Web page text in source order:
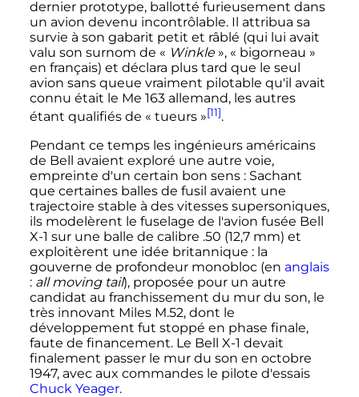
dernier prototype, ballotté furieusement dans
un avion devenu incontrôlable. Il attribua sa
survie à son gabarit petit et râblé (qui lui avait
valu son surnom de « Winkle », « bigorneau »
en français) et déclara plus tard que le seul
avion sans queue vraiment pilotable qu'il avait
connu était le Me 163 allemand, les autres
étant qualifiés de « tueurs »[11].
Pendant ce temps les ingénieurs américains
de Bell avaient exploré une autre voie,
empreinte d'un certain bon sens : Sachant
que certaines balles de fusil avaient une
trajectoire stable à des vitesses supersoniques,
ils modelèrent le fuselage de l'avion fusée Bell
X-1 sur une balle de calibre .50 (12,7 mm) et
exploitèrent une idée britannique : la
gouverne de profondeur monobloc (en anglais
: all moving tail), proposée pour un autre
candidat au franchissement du mur du son, le
très innovant Miles M.52, dont le
développement fut stoppé en phase finale,
faute de financement. Le Bell X-1 devait
finalement passer le mur du son en octobre
1947, avec aux commandes le pilote d'essais
Chuck Yeager.